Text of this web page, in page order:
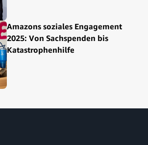
Amazons soziales Engagement
2025: Von Sachspenden bis
Katastrophenhilfe